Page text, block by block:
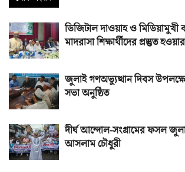
ডিজিটাল দাওয়াহ ও মিডিয়ামুখী
মাদরাসা শিক্ষার্থীদের প্রস্তুত
জুলাই গণঅভ্যুত্থান দিবস
সভা অনুষ্ঠিত
দীর্ঘ আন্দোল-সংগ্রামের ফসল
আসলাম চৌধুরী